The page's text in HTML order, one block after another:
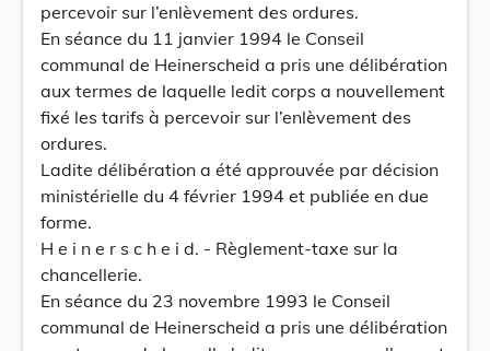
percevoir sur l’enlèvement des ordures.
En séance du 11 janvier 1994 le Conseil
communal de Heinerscheid a pris une délibération
aux termes de laquelle ledit corps a nouvellement
fixé les tarifs à percevoir sur l’enlèvement des
ordures.
Ladite délibération a été approuvée par décision
ministérielle du 4 février 1994 et publiée en due
forme.
H e i n e r s c h e i d. - Règlement-taxe sur la
chancellerie.
En séance du 23 novembre 1993 le Conseil
communal de Heinerscheid a pris une délibération